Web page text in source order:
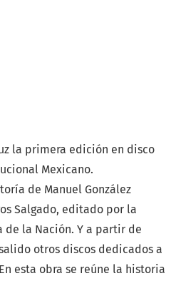
la primera edición en disco
Mexicano.
de Manuel González
Salgado, editado por la
de la Nación. Y a partir de
otros discos dedicados a
esta obra se reúne la historia